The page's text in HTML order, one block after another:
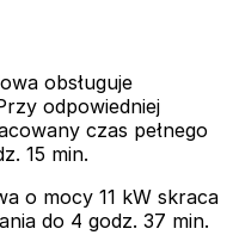
obsługuje
odpowiedniej
czas pełnego
15 min.
o mocy 11 kW skraca
do 4 godz. 37 min.